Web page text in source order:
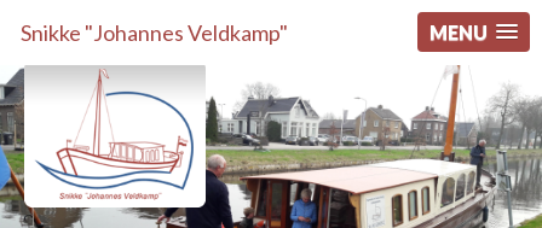
Snikke "Johannes Veldkamp" MENU